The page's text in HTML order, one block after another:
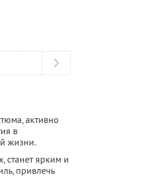
активно
в
жизни.
станет ярким и
привлечь